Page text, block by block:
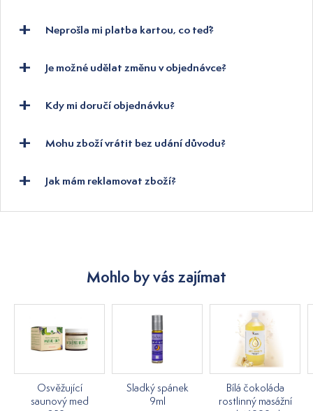
Neprošla mi platba kartou, co teď?
Je možné udělat změnu v objednávce?
Kdy mi doručí objednávku?
Mohu zboží vrátit bez udání důvodu?
Jak mám reklamovat zboží?
Mohlo by vás zajímat
Osvěžující
saunový med
Sladký spánek
9ml
Bílá čokoláda
rostlinný masážní